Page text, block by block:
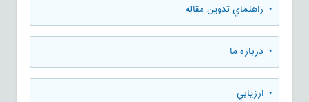
• راهنماي تدوين مقاله
• درباره ما
• ارزيابي